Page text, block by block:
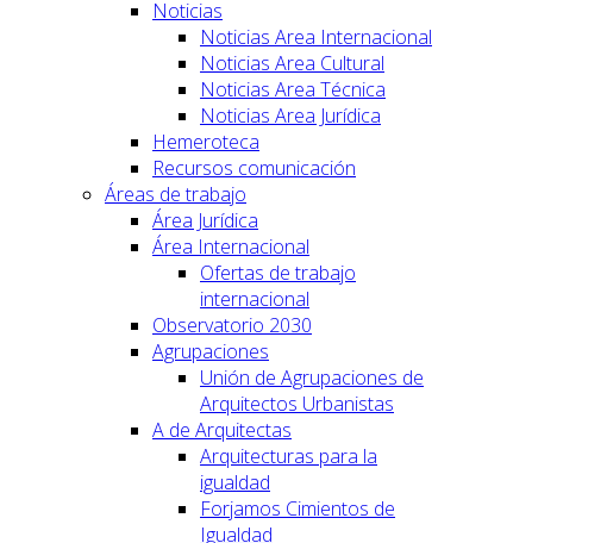
Noticias
Noticias Area Internacional
Noticias Area Cultural
Noticias Area Técnica
Noticias Area Jurídica
Hemeroteca
Recursos comunicación
Áreas de trabajo
Área Jurídica
Área Internacional
Ofertas de trabajo
internacional
Observatorio 2030
Agrupaciones
Unión de Agrupaciones de
Arquitectos Urbanistas
A de Arquitectas
Arquitecturas para la
igualdad
Forjamos Cimientos de
Igualdad